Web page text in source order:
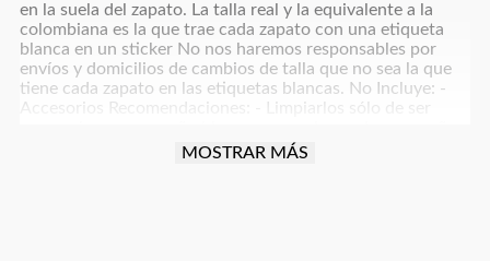
en la suela del zapato. La talla real y la equivalente a la
colombiana es la que trae cada zapato con una etiqueta
blanca en un sticker No nos haremos responsables por
envíos y domicilios de cambios de talla que no sea la que
tiene cada zapato en las etiquetas blancas. No Incluye: -
Accesorios Recomendaciones: - Limpiarlos sólo de ser
oscuro para colores café, azul oscuro, grises y negro y usar
MOSTRAR MÁS